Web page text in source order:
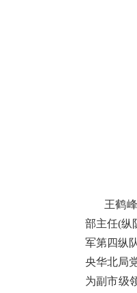
王鹤
部主任(纵
军第四纵
央华北局
为副市级